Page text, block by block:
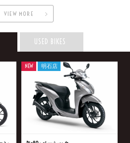
VIEW MORE
USED BIKES
NEW 明石店